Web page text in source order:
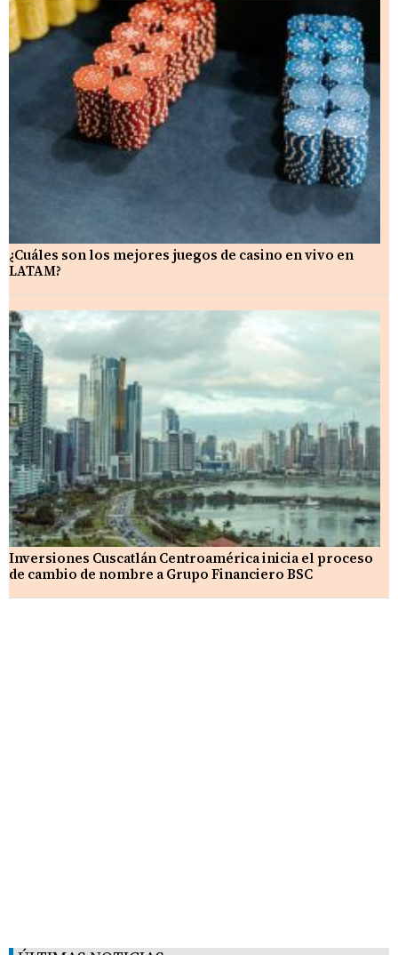
¿Cuáles son los mejores juegos de casino en vivo en
LATAM?
Inversiones Cuscatlán Centroamérica inicia el proceso
de cambio de nombre a Grupo Financiero BSC